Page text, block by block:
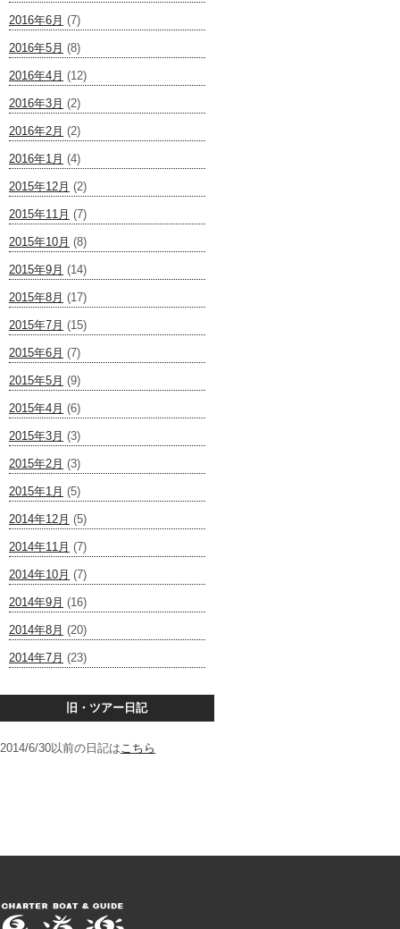
2016年6月 (7)
2016年5月 (8)
2016年4月 (12)
2016年3月 (2)
2016年2月 (2)
2016年1月 (4)
2015年12月 (2)
2015年11月 (7)
2015年10月 (8)
2015年9月 (14)
2015年8月 (17)
2015年7月 (15)
2015年6月 (7)
2015年5月 (9)
2015年4月 (6)
2015年3月 (3)
2015年2月 (3)
2015年1月 (5)
2014年12月 (5)
2014年11月 (7)
2014年10月 (7)
2014年9月 (16)
2014年8月 (20)
2014年7月 (23)
旧・ツアー日記
2014/6/30以前の日記はこちら